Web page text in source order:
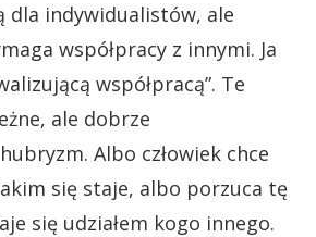
dla indywidualistów, ale
współpracy z innymi. Ja
współpracą”. Te
ale dobrze
Albo człowiek chce
się staje, albo porzuca tę
się udziałem kogo innego.